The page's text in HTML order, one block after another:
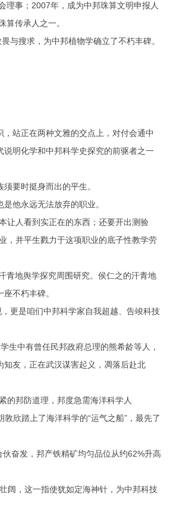
事；2007年，成为中邦珠算文明申报人
传承人之一。
搜求，为中邦植物学确立了不朽丰碑。
站正在两种文雅的交点上，对付会通中
明化学和中邦科学史探究的前驱者之一
要时挺身而出的平生。
他永远无法放弃的职业。
人看到实正在的东西；还要开出测验
，并平生戮力于这项职业的底子性教学劳
地舆学探究周围研究。侯仁之的汗青地
不朽丰碑。
更是咱们中邦科学家自我超越、告竣科技
中有曾任民邦政府总理的熊希龄等人，
友，正在武汉谋害起义，凋落后赴北
邦防道理，邦度急需海洋科学人
欣踏上了海洋科学的“运气之船”，最先了
奋发，邦产铁精矿均匀品位从约62%升高
阔，这一指使犹如定海神针，为中邦科技